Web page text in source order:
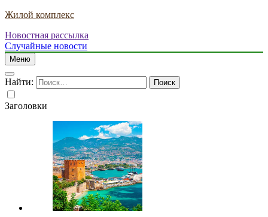
Жилой комплекс
Новостная рассылка
Случайные новости
Меню
Найти:
Заголовки